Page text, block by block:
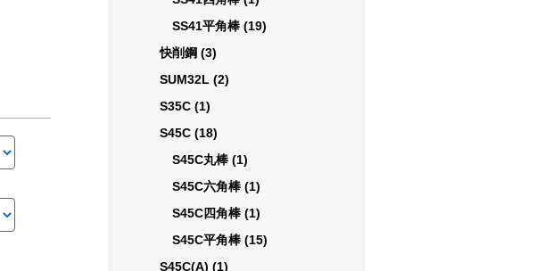
SS41平角棒 (19)
快削鋼 (3)
SUM32L (2)
S35C (1)
S45C (18)
S45C丸棒 (1)
S45C六角棒 (1)
S45C四角棒 (1)
S45C平角棒 (15)
S45C(A) (1)